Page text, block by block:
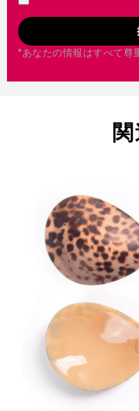
*あなたの情報はすべて尊